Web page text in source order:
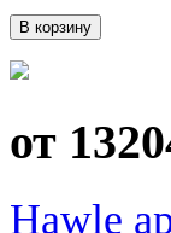
от
Hawle